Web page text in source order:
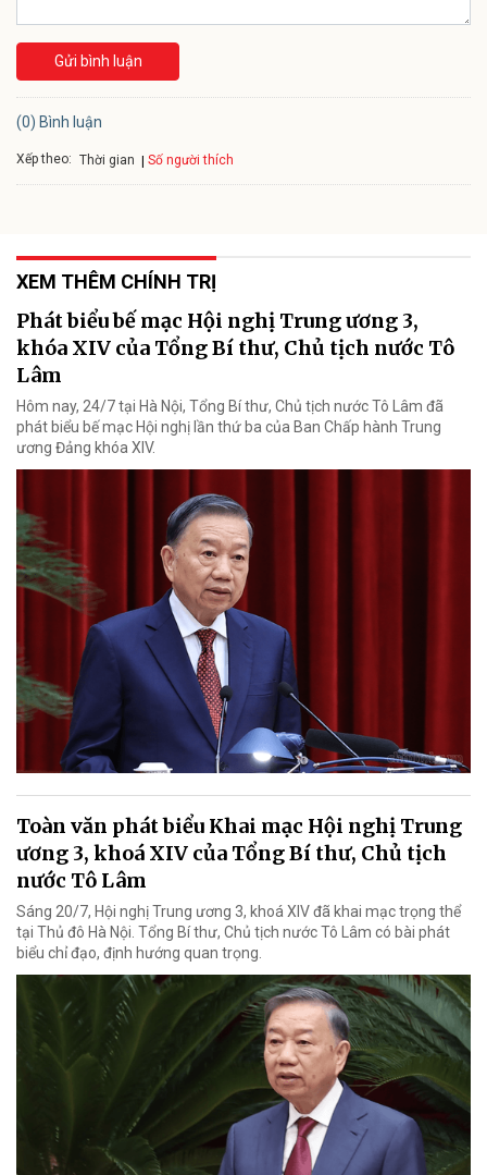
Gửi bình luận
(0) Bình luận
Xếp theo: Thời gian Số người thích
XEM THÊM CHÍNH TRỊ
Phát biểu bế mạc Hội nghị Trung ương 3,
khóa XIV của Tổng Bí thư, Chủ tịch nước Tô
Lâm
Hôm nay, 24/7 tại Hà Nội, Tổng Bí thư, Chủ tịch nước Tô Lâm đã
phát biểu bế mạc Hội nghị lần thứ ba của Ban Chấp hành Trung
ương Đảng khóa XIV.
Toàn văn phát biểu Khai mạc Hội nghị Trung
ương 3, khoá XIV của Tổng Bí thư, Chủ tịch
nước Tô Lâm
Sáng 20/7, Hội nghị Trung ương 3, khoá XIV đã khai mạc trọng thể
tại Thủ đô Hà Nội. Tổng Bí thư, Chủ tịch nước Tô Lâm có bài phát
biểu chỉ đạo, định hướng quan trọng.